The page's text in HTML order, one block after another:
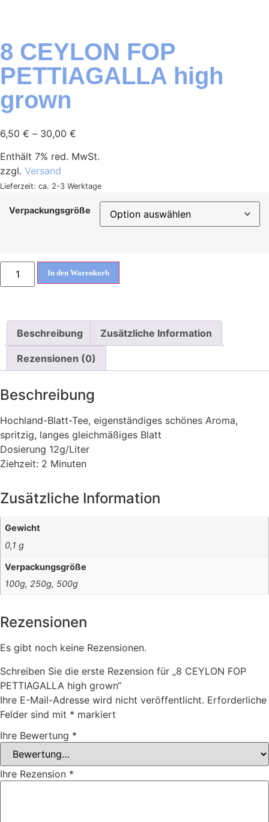
8 CEYLON FOP
PETTIAGALLA high
grown
6,50 € – 30,00 €
Enthält 7% red. MwSt.
zzgl. Versand
Lieferzeit: ca. 2-3 Werktage
Verpackungsgröße
In den Warenkorb
Beschreibung Zusätzliche Information
Rezensionen (0)
Beschreibung
Hochland-Blatt-Tee, eigenständiges schönes Aroma,
spritzig, langes gleichmäßiges Blatt
Dosierung 12g/Liter
Ziehzeit: 2 Minuten
Zusätzliche Information
Gewicht
0,1 g
Verpackungsgröße
100g, 250g, 500g
Rezensionen
Es gibt noch keine Rezensionen.
Schreiben Sie die erste Rezension für „8 CEYLON FOP
PETTIAGALLA high grown“
Ihre E-Mail-Adresse wird nicht veröffentlicht. Erforderliche
Felder sind mit * markiert
Ihre Bewertung *
Ihre Rezension *